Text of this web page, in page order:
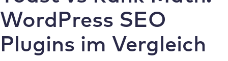
WordPress SEO
Plugins im Vergleich